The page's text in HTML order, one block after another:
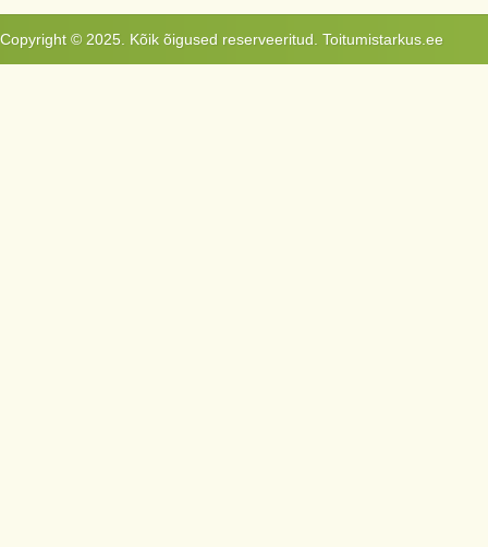
Copyright © 2025. Kõik õigused reserveeritud. Toitumistarkus.ee